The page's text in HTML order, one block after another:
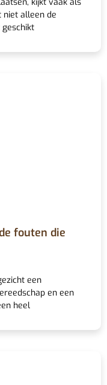
niet alleen de
fouten die
een
en een
heel